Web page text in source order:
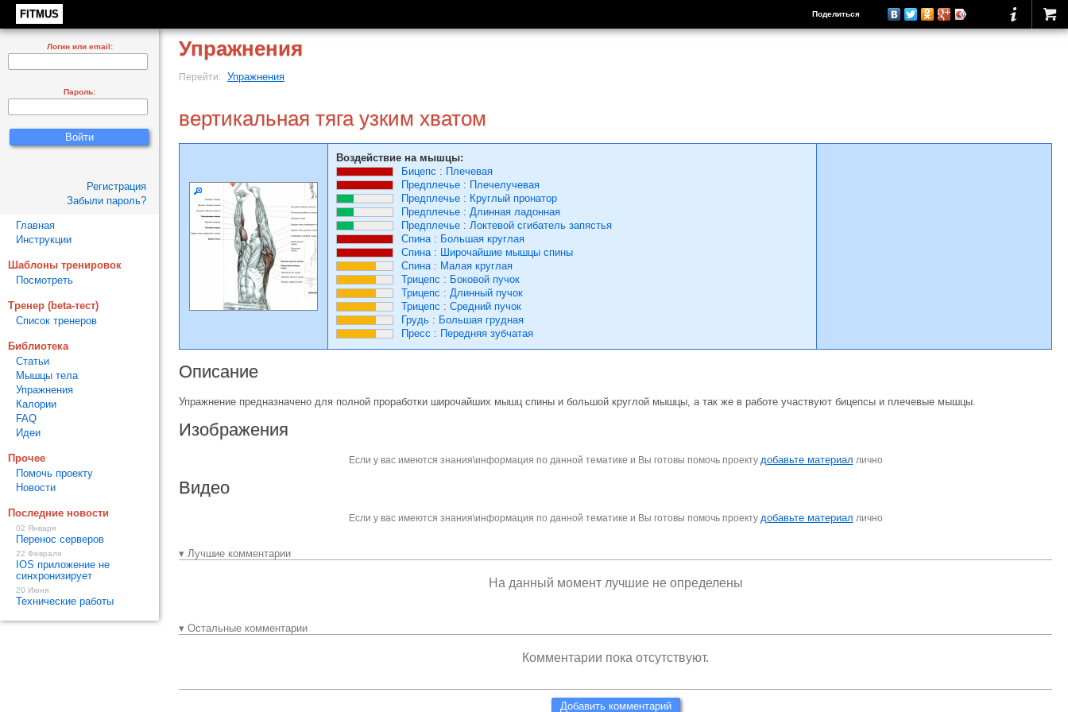
FITMUS Поделиться
Упражнения
Перейти: Упражнения
вертикальная тяга узким хватом
Воздействие на мышцы:
Бицепс : Плечевая
Предплечье : Плечелучевая
Предплечье : Круглый пронатор
Предплечье : Длинная ладонная
Предплечье : Локтевой сгибатель запястья
Спина: Большая круглая
Спина: Широчайшие мышцы спины
Спина: Малая круглая
Трицепс : Боковой пучок
Трицепс : Длинный пучок
Трицепс : Средний пучок
Грудь : Большая грудная
Пресс : Передняя зубчатая
Описание
Упражнение предназначено для полной проработки широчайших мышц спины и большой круглой мышцы, а так же в работе участвуют бицепсы и плечевые мышцы.
Изображения
Если у вас имеются знания\информация по данной тематике и Вы готовы помочь проекту добавьте материал лично
Видео
Если у вас имеются знания\информация по данной тематике и Вы готовы помочь проекту добавьте материал лично
▾ Лучшие комментарии
На данный момент лучшие не определены
▾ Остальные комментарии
Комментарии пока отсутствуют.
Добавить комментарий
Логин или email:
Пароль:
Регистрация
Забыли пароль?
Главная
Инструкции
Шаблоны тренировок
Посмотреть
Тренер (beta-тест)
Список тренеров
Библиотека
Статьи
Мышцы тела
Упражнения
Калории
FAQ
Идеи
Прочее
Помочь проекту
Новости
Последние новости
02 Января
Перенос серверов
22 Февраля
IOS приложение не
синхронизирует
20 Июня
Технические работы